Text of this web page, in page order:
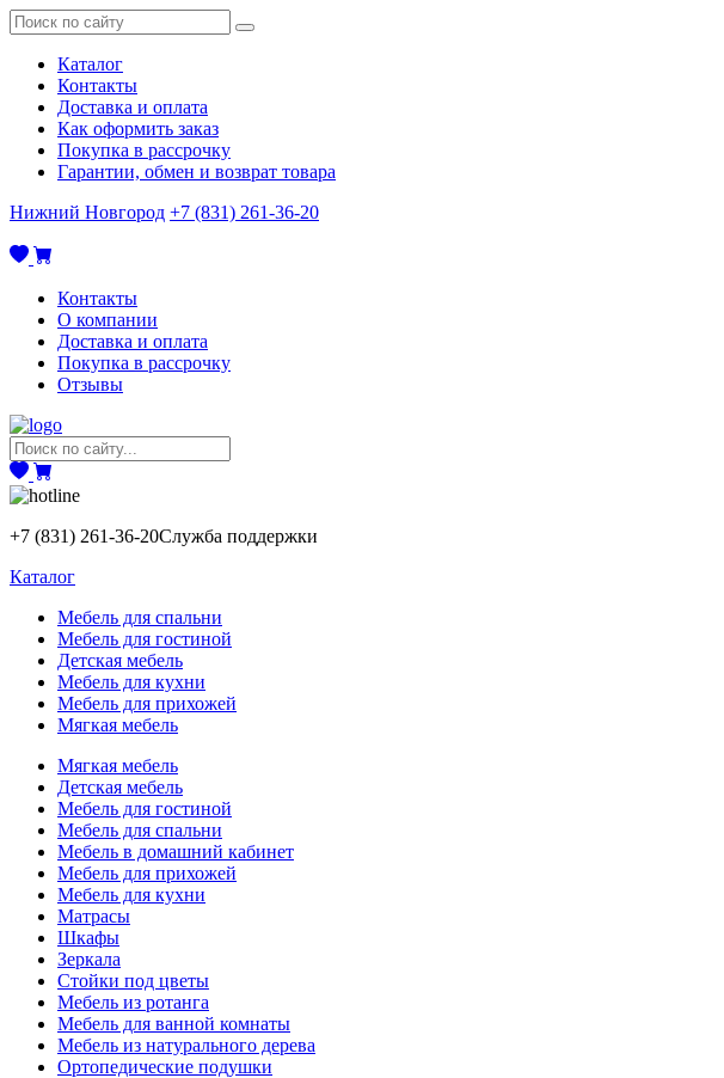
Каталог
Контакты
Доставка и оплата
Как оформить заказ
Покупка в рассрочку
Гарантии, обмен и возврат товара
Нижний Новгород +7 (831) 261-36-20
Контакты
О компании
Доставка и оплата
Покупка в рассрочку
Отзывы
+7 (831) 261-36-20Служба поддержки
Каталог
Мебель для спальни
Мебель для гостиной
Детская мебель
Мебель для кухни
Мебель для прихожей
Мягкая мебель
Мягкая мебель
Детская мебель
Мебель для гостиной
Мебель для спальни
Мебель в домашний кабинет
Мебель для прихожей
Мебель для кухни
Матрасы
Шкафы
Зеркала
Стойки под цветы
Мебель из ротанга
Мебель для ванной комнаты
Мебель из натурального дерева
Ортопедические подушки